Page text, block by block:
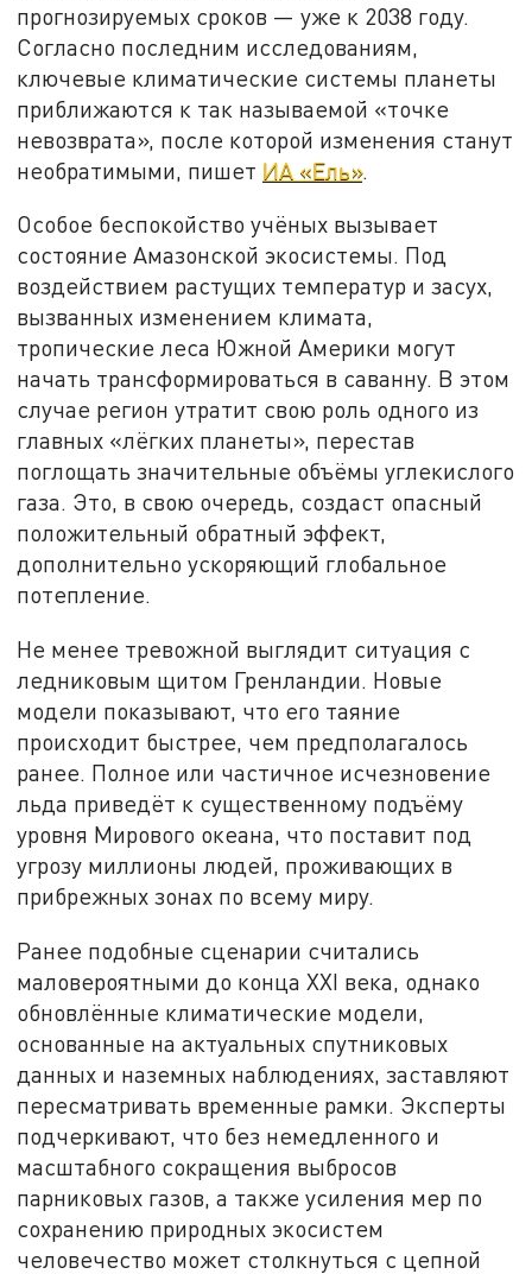
прогнозируемых сроков — уже к 2038 году.
Согласно последним исследованиям,
ключевые климатические системы планеты
приближаются к так называемой «точке
невозврата», после которой изменения станут
необратимыми, пишет ИА «Ель».
Особое беспокойство учёных вызывает
состояние Амазонской экосистемы. Под
воздействием растущих температур и засух,
вызванных изменением климата,
тропические леса Южной Америки могут
начать трансформироваться в саванну. В этом
случае регион утратит свою роль одного из
главных «лёгких планеты», перестав
поглощать значительные объёмы углекислого
газа. Это, в свою очередь, создаст опасный
положительный обратный эффект,
дополнительно ускоряющий глобальное
потепление.
Не менее тревожной выглядит ситуация с
ледниковым щитом Гренландии. Новые
модели показывают, что его таяние
происходит быстрее, чем предполагалось
ранее. Полное или частичное исчезновение
льда приведёт к существенному подъёму
уровня Мирового океана, что поставит под
угрозу миллионы людей, проживающих в
прибрежных зонах по всему миру.
Ранее подобные сценарии считались
маловероятными до конца XXI века, однако
обновлённые климатические модели,
основанные на актуальных спутниковых
данных и наземных наблюдениях, заставляют
пересматривать временные рамки. Эксперты
подчеркивают, что без немедленного и
масштабного сокращения выбросов
парниковых газов, а также усиления мер по
сохранению природных экосистем
человечество может столкнуться с цепной